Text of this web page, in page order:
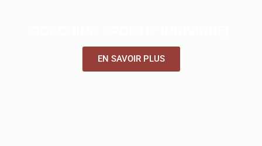
EN SAVOIR PLUS